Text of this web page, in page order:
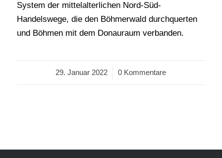
System der mittelalterlichen Nord-Süd-
Handelswege, die den Böhmerwald durchquerten
und Böhmen mit dem Donauraum verbanden.
29. Januar 2022
/ 0 Kommentare